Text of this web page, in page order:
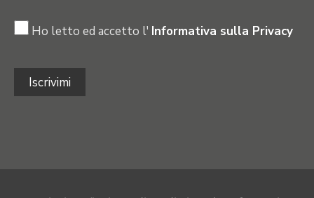
Ho letto ed accetto l' Informativa sulla Privacy